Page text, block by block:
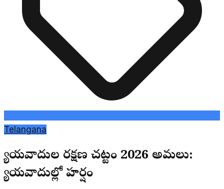
Telangana
న్యాయవాదుల రక్షణ చట్టం 2026 అమలు:
న్యాయవాదుల్లో హర్షం